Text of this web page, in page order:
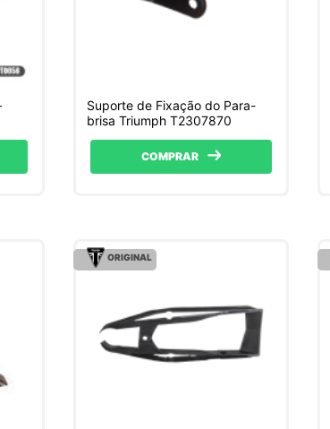
Suporte de Fixação do Para-
brisa Triumph T2307870
COMPRAR
ORIGINAL